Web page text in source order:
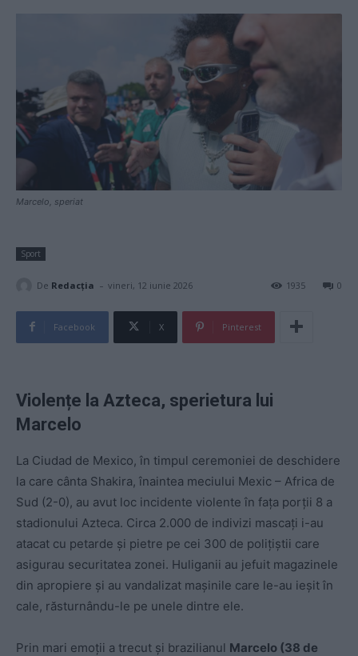
Marcelo, speriat
Sport
De Redacţia - vineri, 12 iunie 2026 0
1935
Facebook X Pinterest
Violențe la Azteca, sperietura lui
Marcelo
La Ciudad de Mexico, în timpul ceremoniei de deschidere
la care cânta Shakira, înaintea meciului Mexic – Africa de
Sud (2-0), au avut loc incidente violente în fața porții 8 a
stadionului Azteca. Circa 2.000 de indivizi mascați i-au
atacat cu petarde și pietre pe cei 300 de polițiștii care
asigurau securitatea zonei. Huliganii au jefuit magazinele
din apropiere și au vandalizat mașinile care le-au ieșit în
cale, răsturnându-le pe unele dintre ele.
Prin mari emoții a trecut și brazilianul Marcelo (38 de